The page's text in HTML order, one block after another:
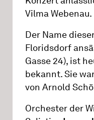
Vilma Webenau.
Der Name
Floridsdorf
Gasse 24), ist
bekannt. Sie
von Arnold
Orchester der